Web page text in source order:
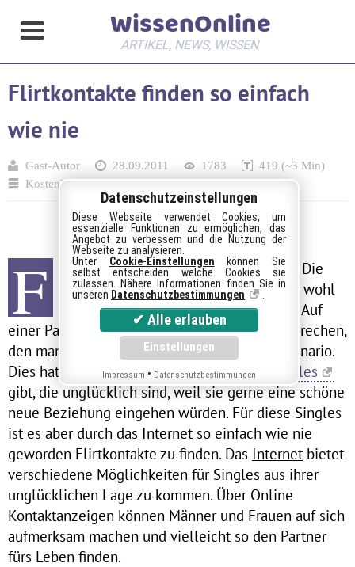
WissenOnline
ARTIKEL, NEWS, WISSEN
Flirtkontakte finden so einfach
wie nie
Gast-Autor 28.09.2011 1783
419 (~3 Min)
Kostenloses
F
lirtkontakte finden so einfach wie nie Die
große Liebe zu finden ist für viele die wohl
schwierigste Aufgabe in ihrem Leben. Auf
einer Party oder in der Stadt jemanden anzusprechen,
den man nett findet, ist für viele ein Horrorszenario.
Dies hat zur Folge, dass es Millionen von
Singles
gibt, die unglücklich sind, weil sie gerne eine schöne
neue Beziehung eingehen würden. Für diese Singles
ist es aber durch das Internet so einfach wie nie
geworden Flirtkontakte zu finden. Das Internet bietet
verschiedene Möglichkeiten für Singles aus ihrer
unglücklichen Lage zu kommen. Über Online
Kontaktanzeigen können Männer und Frauen auf sich
aufmerksam machen und vielleicht so den Partner
fürs Leben finden.
Datenschutzeinstellungen
Diese Webseite verwendet Cookies, um
essenzielle Funktionen zu ermöglichen, das
Angebot zu verbessern und die Nutzung der
Webseite zu analysieren.
Unter Cookie-Einstellungen können Sie
selbst entscheiden welche Cookies sie
zulassen. Nähere Informationen finden Sie in
unseren Datenschutzbestimmungen
Impressum • Datenschutzbestimmungen